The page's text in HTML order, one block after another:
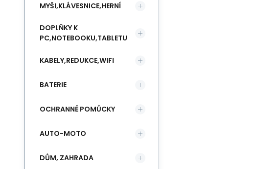
MYŠI,KLÁVESNICE,HERNÍ
DOPLŇKY K
PC,NOTEBOOKU,TABLETU
KABELY,REDUKCE,WIFI
BATERIE
OCHRANNÉ POMŮCKY
AUTO-MOTO
DŮM, ZAHRADA